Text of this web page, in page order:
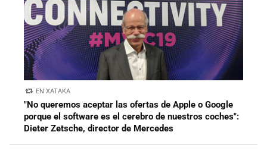
EN XATAKA
"No queremos aceptar las ofertas de Apple o Google
porque el software es el cerebro de nuestros coches":
Dieter Zetsche, director de Mercedes